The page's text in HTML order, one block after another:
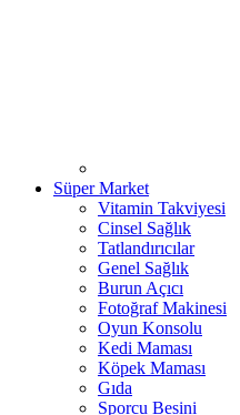
Süper Market
Vitamin Takviyesi
Cinsel Sağlık
Tatlandırıcılar
Genel Sağlık
Burun Açıcı
Fotoğraf Makinesi
Oyun Konsolu
Kedi Maması
Köpek Maması
Gıda
Sporcu Besini